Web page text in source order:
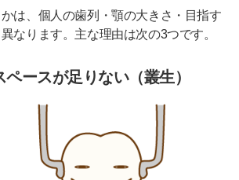
くことで矯正の方向性が整う
矯正できるケースとできないケース
るケース
ケース
ング）という第三の選択肢もあり
は、個人の歯列・顎の大きさ・目指す
なります。主な理由は次の3つです。
ースが足りない（叢生）